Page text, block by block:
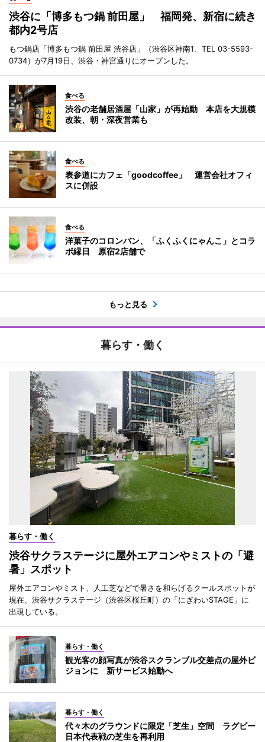
渋谷に「博多もつ鍋 前田屋」 福岡発、新宿に続き
都内2号店
もつ鍋店「博多もつ鍋 前田屋 渋谷店」（渋谷区神南1、TEL 03-5593-
0734）が7月19日、渋谷・神宮通りにオープンした。
食べる
渋谷の老舗居酒屋「山家」が再始動 本店を大規模
改装、朝・深夜営業も
食べる
表参道にカフェ「goodcoffee」 運営会社オフィ
スに併設
食べる
洋菓子のコロンバン、「ふくふくにゃんこ」とコラ
ボ縁日 原宿2店舗で
もっと見る
暮らす・働く
暮らす・働く
渋谷サクラステージに屋外エアコンやミストの「避
暑」スポット
屋外エアコンやミスト、人工芝などで暑さを和らげるクールスポットが
現在、渋谷サクラステージ（渋谷区桜丘町）の「にぎわいSTAGE」に
出現している。
暮らす・働く
観光客の顔写真が渋谷スクランブル交差点の屋外ビ
ジョンに 新サービス始動へ
暮らす・働く
代々木のグラウンドに限定「芝生」空間 ラグビー
日本代表戦の芝生を再利用